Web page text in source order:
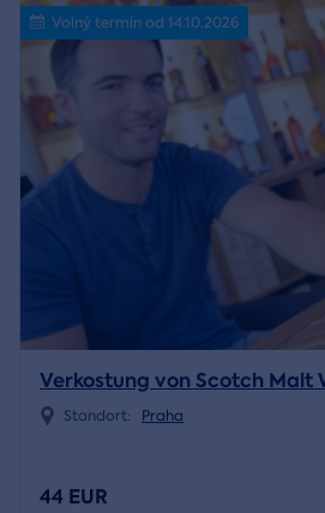
Volný termín od 14.10.2026
Verkostung von Scotch Malt
Standort: Praha
44 EUR